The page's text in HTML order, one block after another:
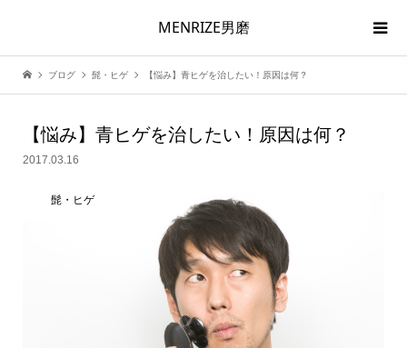
MENRIZE男磨
ブログ 髭・ヒゲ 【悩み】青ヒゲを治したい！原因は何？
【悩み】青ヒゲを治したい！原因は何？
2017.03.16
髭・ヒゲ